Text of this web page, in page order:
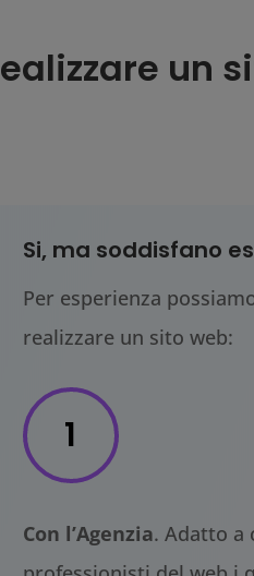
un
Si, ma soddisfano
Per esperienza
realizzare un sito web:
1
Con l’Agenzia. Adatto a